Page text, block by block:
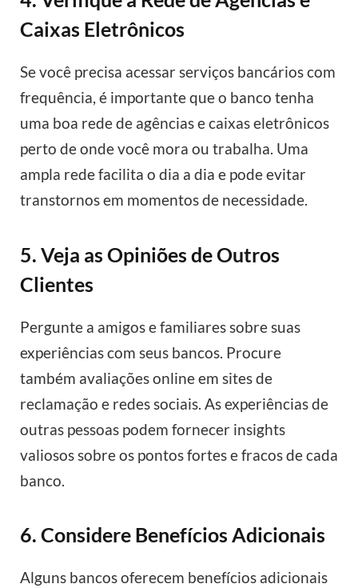
Caixas Eletrônicos
Se você precisa acessar serviços bancários com
frequência, é importante que o banco tenha
uma boa rede de agências e caixas eletrônicos
perto de onde você mora ou trabalha. Uma
ampla rede facilita o dia a dia e pode evitar
transtornos em momentos de necessidade.
5. Veja as Opiniões de Outros
Clientes
Pergunte a amigos e familiares sobre suas
experiências com seus bancos. Procure
também avaliações online em sites de
reclamação e redes sociais. As experiências de
outras pessoas podem fornecer insights
valiosos sobre os pontos fortes e fracos de cada
banco.
6. Considere Benefícios Adicionais
Alguns bancos oferecem benefícios adicionais